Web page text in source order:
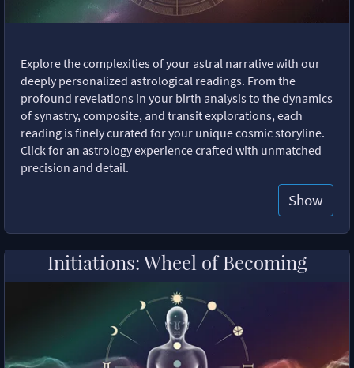
Explore the complexities of your astral narrative with our
deeply personalized astrological readings. From the
profound revelations in your birth analysis to the dynamics
of synastry, composite, and transit explorations, each
reading is finely curated for your unique cosmic storyline.
Click for an astrology experience crafted with unmatched
precision and detail.
Show
Initiations: Wheel of Becoming